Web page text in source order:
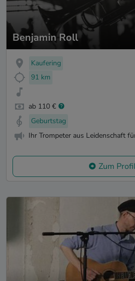
Benjamin Roll
Kaufering
91 km
ab 110 €
Geburtstag
Ihr Trompeter aus Leidenschaft
Zum